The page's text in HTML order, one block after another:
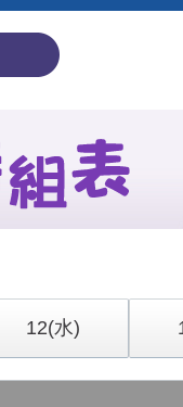
12(水)